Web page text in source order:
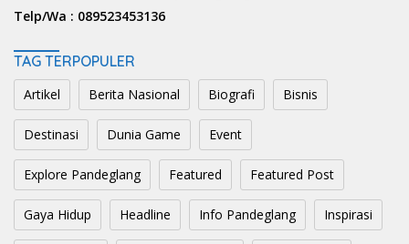
Telp/Wa : 089523453136
TAG TERPOPULER
Artikel Berita Nasional Biografi Bisnis
Destinasi Dunia Game Event
Explore Pandeglang Featured Featured Post
Gaya Hidup Headline Info Pandeglang Inspirasi